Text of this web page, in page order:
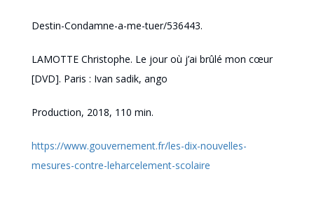
Destin-Condamne-a-me-tuer/536443.
LAMOTTE Christophe. Le jouroù j’ai brûlé mon cœur
[DVD]. Paris : Ivan sadik, ango
Production, 2018, 110 min.
https://www.gouvernement.fr/les-dix-nouvelles-
mesures-contre-leharcelement-scolaire